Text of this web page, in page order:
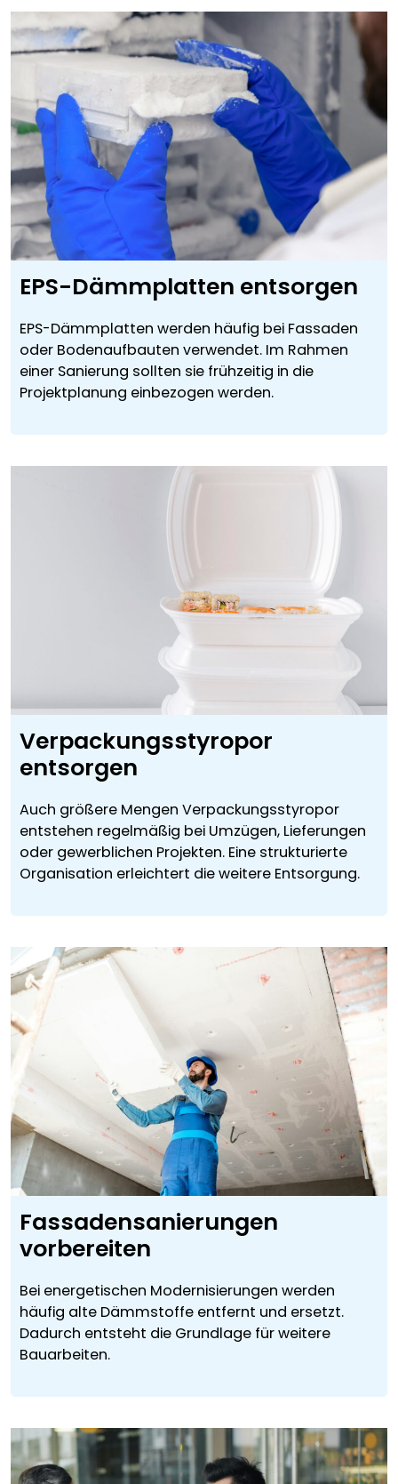
EPS-Dämmplatten entsorgen
EPS-Dämmplatten werden häufig bei Fassaden
oder Bodenaufbauten verwendet. Im Rahmen
einer Sanierung sollten sie frühzeitig in die
Projektplanung einbezogen werden.
Verpackungsstyropor
entsorgen
Auch größere Mengen Verpackungsstyropor
entstehen regelmäßig bei Umzügen, Lieferungen
oder gewerblichen Projekten. Eine strukturierte
Organisation erleichtert die weitere Entsorgung.
Fassadensanierungen
vorbereiten
Bei energetischen Modernisierungen werden
häufig alte Dämmstoffe entfernt und ersetzt.
Dadurch entsteht die Grundlage für weitere
Bauarbeiten.